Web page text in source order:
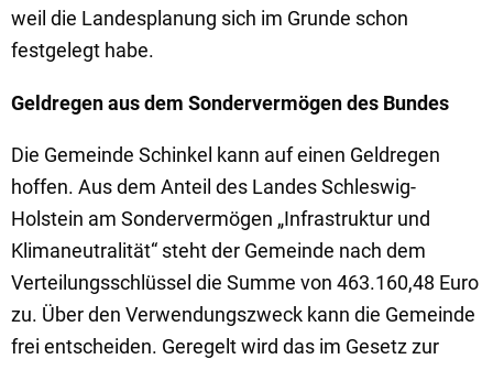
weil die Landesplanung sich im Grunde schon
festgelegt habe.
Geldregen aus dem Sondervermögen des Bundes
Die Gemeinde Schinkel kann auf einen Geldregen
hoffen. Aus dem Anteil des Landes Schleswig-
Holstein am Sondervermögen „Infrastruktur und
Klimaneutralität“ steht der Gemeinde nach dem
Verteilungsschlüssel die Summe von 463.160,48 Euro
zu. Über den Verwendungszweck kann die Gemeinde
frei entscheiden. Geregelt wird das im Gesetz zur